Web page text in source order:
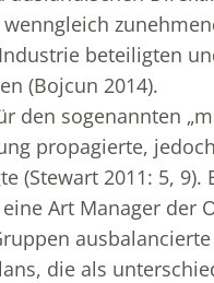
beteiligten
(Bojcun 2014).
den sogenannten
propagierte,
(Stewart 2011: 5,
Art Manager der
die als